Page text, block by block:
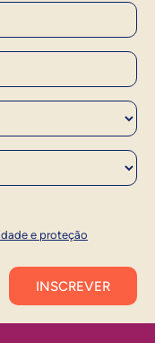
e proteção